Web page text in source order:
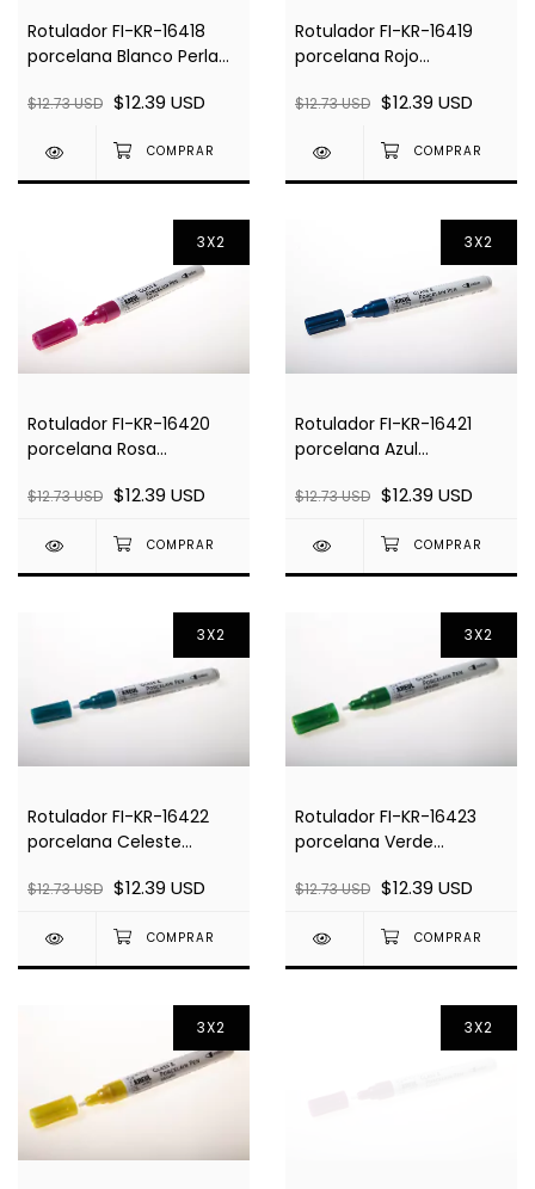
Rotulador FI-KR-16418
porcelana Blanco Perla
$12.73 USD $12.39 USD
Rotulador FI-KR-16419
porcelana Rojo
$12.73 USD $12.39 USD
3X2
Rotulador FI-KR-16420
porcelana Rosa
$12.73 USD $12.39 USD
3X2
Rotulador FI-KR-16421
porcelana Azul
$12.73 USD $12.39 USD
3X2
Rotulador FI-KR-16422
porcelana Celeste
$12.73 USD $12.39 USD
3X2
Rotulador FI-KR-16423
porcelana Verde
$12.73 USD $12.39 USD
3X2 3X2